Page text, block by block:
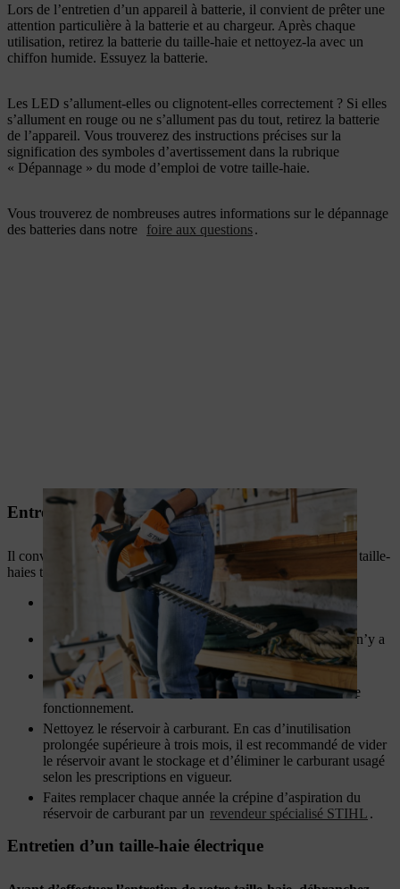
Lors de l’entretien d’un appareil à batterie, il convient de prêter une
attention particulière à la batterie et au chargeur. Après chaque
utilisation, retirez la batterie du taille-haie et nettoyez-la avec un
chiffon humide. Essuyez la batterie.
Les LED s’allument-elles ou clignotent-elles correctement ? Si elles
s’allument en rouge ou ne s’allument pas du tout, retirez la batterie
de l’appareil. Vous trouverez des instructions précises sur la
signification des symboles d’avertissement dans la rubrique
« Dépannage » du mode d’emploi de votre taille-haie.
Vous trouverez de nombreuses autres informations sur le dépannage
des batteries dans notre
foire aux questions.
Entretien d’un taille-haie thermique
Il convient d’ajouter les mesures d’entretien suivantes pour les taille-
haies thermiques :
Vérifiez le carburateur au ralenti avant de commencer et
ajustez-le si nécessaire.
Vérifiez que l’appareil est étanche et assurez-vous qu’il n’y a
pas de fuite de carburant.
Contrôlez régulièrement les bougies. Nous vous
recommandons de les remplacer toutes les 100 heures de
fonctionnement.
Nettoyez le réservoir à carburant. En cas d’inutilisation
prolongée supérieure à trois mois, il est recommandé de vider
le réservoir avant le stockage et d’éliminer le carburant usagé
selon les prescriptions en vigueur.
Faites remplacer chaque année la crépine d’aspiration du
réservoir de carburant par un revendeur spécialisé STIHL .
Entretien d’un taille-haie électrique